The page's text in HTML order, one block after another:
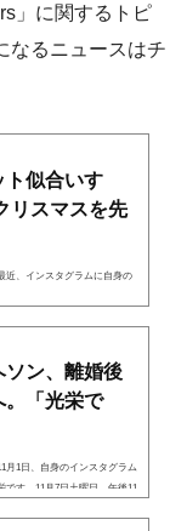
」に関するトピ
なるニュースはチ
ト似合いす
リスマスを先
近、インスタグラムに自身の
ソン、離婚後
。「光栄で
月1日、自身のインスタグラム
す。11月7日土曜日、午後11